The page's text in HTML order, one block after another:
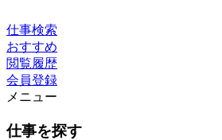
仕事検索
おすすめ
閲覧履歴
会員登録
メニュー
仕事を探す